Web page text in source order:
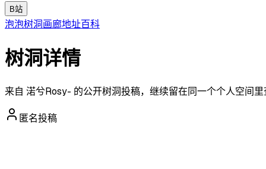
B站
泡泡树洞画廊地址百科
树洞详情
来自 渃兮Rosy- 的公开树洞投稿，继续留在同一个个人空间里
匿名投稿